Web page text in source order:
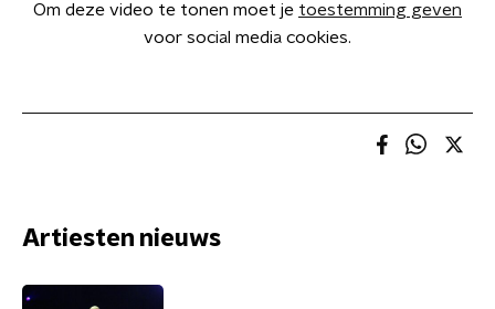
Om deze video te tonen moet je toestemming geven
voor social media cookies.
Artiesten nieuws